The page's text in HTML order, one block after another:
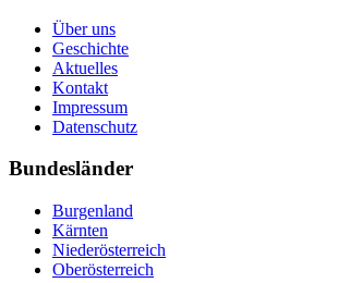
Über uns
Geschichte
Aktuelles
Kontakt
Impressum
Datenschutz
Bundesländer
Burgenland
Kärnten
Niederösterreich
Oberösterreich